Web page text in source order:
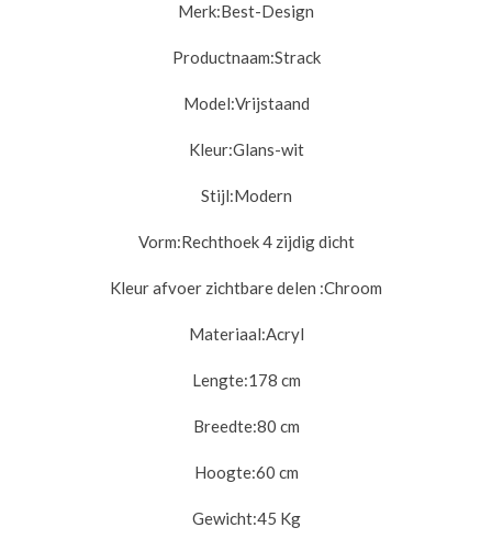
Merk:Best-Design
Productnaam:Strack
Model:Vrijstaand
Kleur:Glans-wit
Stijl:Modern
Vorm:Rechthoek 4 zijdig dicht
Kleur afvoer zichtbare delen :Chroom
Materiaal:Acryl
Lengte:178 cm
Breedte:80 cm
Hoogte:60 cm
Gewicht:45 Kg